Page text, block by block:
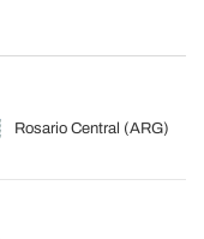
Rosario Central (ARG)